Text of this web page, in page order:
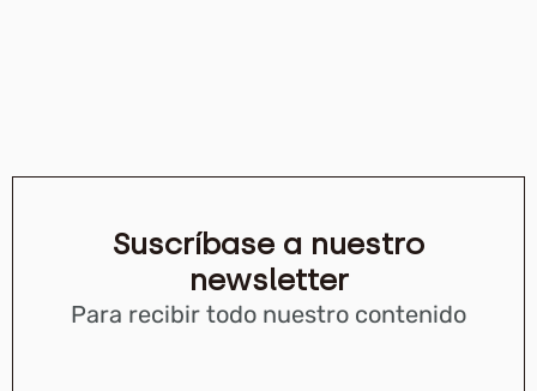
Suscríbase a nuestro
newsletter
Para recibir todo nuestro contenido